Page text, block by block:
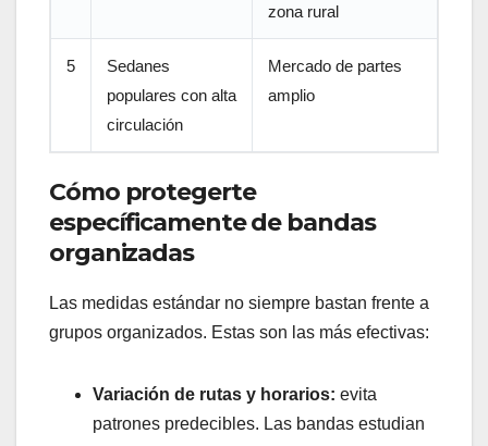
zona rural
5
Sedanes
populares con alta
circulación
Mercado de partes
amplio
Cómo protegerte
específicamente de bandas
organizadas
Las medidas estándar no siempre bastan frente a
grupos organizados. Estas son las más efectivas:
Variación de rutas y horarios: evita
patrones predecibles. Las bandas estudian